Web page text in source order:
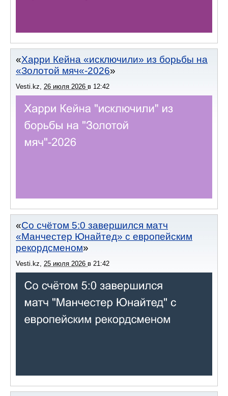
Харри Кейна «исключили» из борьбы на
«Золотой мяч«-2026
Vesti.kz 26 июля 2026 в 12:42
Со счётом 5:0 завершился матч
«Манчестер Юнайтед» с европейским
рекордсменом
Vesti.kz 25 июля 2026 в 21:42